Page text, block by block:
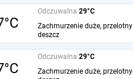
Odczuwalna 29°C
Zachmurzenie duże, przelotny
deszcz
Odczuwalna 29°C
Zachmurzenie duże, przelotny